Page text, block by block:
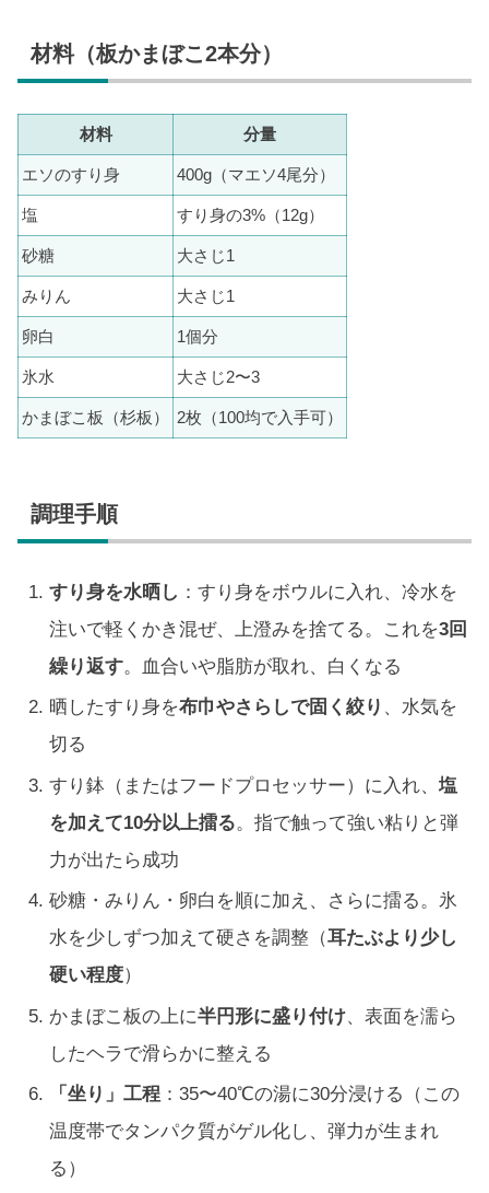
材料（板かまぼこ2本分）
材料 分量
エソのすり身 400g（マエソ4尾分）
塩 すり身の3%（12g）
砂糖 大さじ1
みりん 大さじ1
卵白 1個分
氷水 大さじ2〜3
かまぼこ板（杉板） 2枚（100均で入手可）
調理手順
すり身を水晒し ：すり身をボウルに入れ、冷水を
注いで軽くかき混ぜ、上澄みを捨てる。これを3回
繰り返す。血合いや脂肪が取れ、白くなる
晒したすり身を布巾やさらしで固く絞り 、水気を
切る
すり鉢（またはフードプロセッサー）に入れ、塩
を加えて10分以上擂る。指で触って強い粘りと弾
力が出たら成功
砂糖・みりん・卵白を順に加え、さらに擂る。氷
水を少しずつ加えて硬さを調整（耳たぶより少し
硬い程度）
かまぼこ板の上に半円形に盛り付け、表面を濡ら
したヘラで滑らかに整える
「坐り」工程 ：35〜40℃の湯に30分浸ける（この
温度帯でタンパク質がゲル化し、弾力が生まれ
る）